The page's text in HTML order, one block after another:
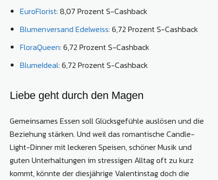
EuroFlorist: 8,07 Prozent S-Cashback
Blumenversand Edelweiss: 6,72 Prozent S-Cashback
FloraQueen: 6,72 Prozent S-Cashback
BlumeIdeal: 6,72 Prozent S-Cashback
Liebe geht durch den Magen
Gemeinsames Essen soll Glücksgefühle auslösen und die
Beziehung stärken. Und weil das romantische Candle-
Light-Dinner mit leckeren Speisen, schöner Musik und
guten Unterhaltungen im stressigen Alltag oft zu kurz
kommt, könnte der diesjährige Valentinstag doch die